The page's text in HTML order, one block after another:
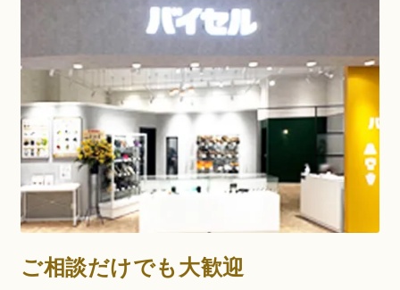
ご相談だけでも大歓迎